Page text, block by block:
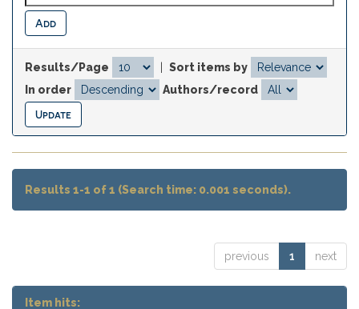
Results/Page
Sort items by
In order
Authors/record
Results 1-1 of 1 (Search time: 0.001 seconds).
previous 1 next
Item hits: